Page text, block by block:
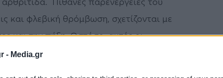
- Media.gr
και φλεβική θρόμβωση, σχετίζονται με
και την πήξη. Ωστόσο, αυτές οι
με ρευματοειδή αρθρίτιδα, την